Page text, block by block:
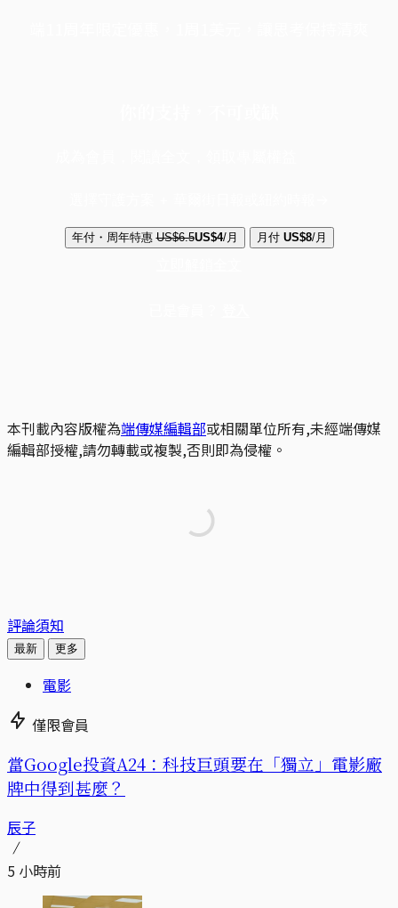
年付・周年特惠 US$6.5US$4/月 月付 US$8/月
本刊載內容版權為端傳媒編輯部或相關單位所有,未經端傳媒
編輯部授權,請勿轉載或複製,否則即為侵權。
評論須知
最新 更多
電影
僅限會員
當Google投資A24：科技巨頭要在「獨立」電影廠
牌中得到甚麼？
辰子
5 小時前